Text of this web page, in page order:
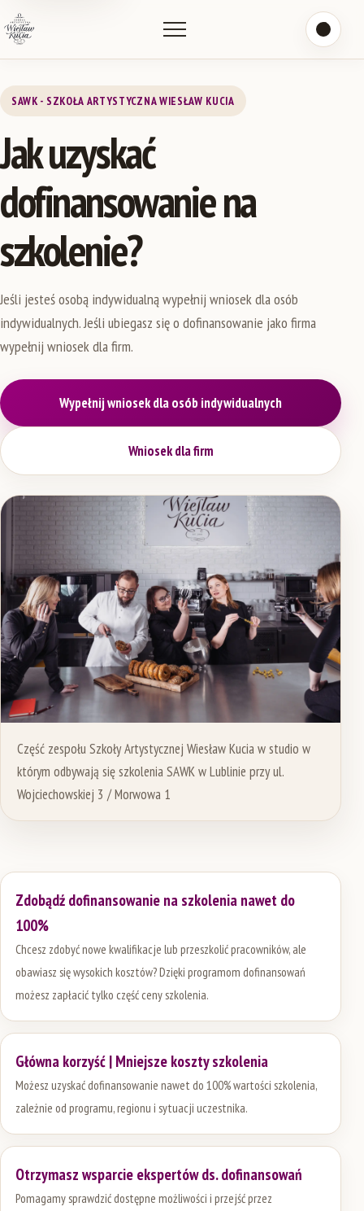
Otwórz menu
Przełącz
SAWK - SZKOŁA ARTYSTYCZNA WIESŁAW KUCIA
Jak uzyskać
dofinansowanie na
szkolenie?
Jeśli jesteś osobą indywidualną wypełnij wniosek dla osób
indywidualnych. Jeśli ubiegasz się o dofinansowanie jako firma
wypełnij wniosek dla firm.
Wypełnij wniosek dla osób indywidualnych
Wniosek dla firm
Część zespołu Szkoły Artystycznej Wiesław Kucia w studio w
którym odbywają się szkolenia SAWK w Lublinie przy ul.
Wojciechowskiej 3 / Morwowa 1
Zdobądź dofinansowanie na szkolenia nawet do
100%
Chcesz zdobyć nowe kwalifikacje lub przeszkolić pracowników, ale
obawiasz się wysokich kosztów? Dzięki programom dofinansowań
możesz zapłacić tylko część ceny szkolenia.
Główna korzyść | Mniejsze koszty szkolenia
Możesz uzyskać dofinansowanie nawet do 100% wartości szkolenia,
zależnie od programu, regionu i sytuacji uczestnika.
Otrzymasz wsparcie ekspertów ds. dofinansowań
Pomagamy sprawdzić dostępne możliwości i przejść przez